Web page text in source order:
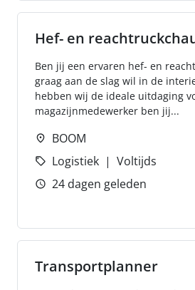
Hef- en
Ben jij een ervaren hef- en
graag aan de slag wil in de
hebben wij de ideale uitdaging
magazijnmedewerker ben jij...
BOOM
Logistiek
Voltijds
24 dagen geleden
Transportplanner